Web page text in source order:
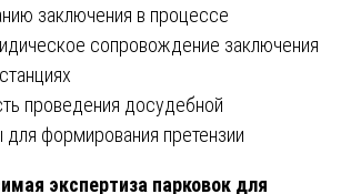
заключения в процессе
сопровождение заключения
проведения досудебной
для формирования претензии
экспертиза парковок для